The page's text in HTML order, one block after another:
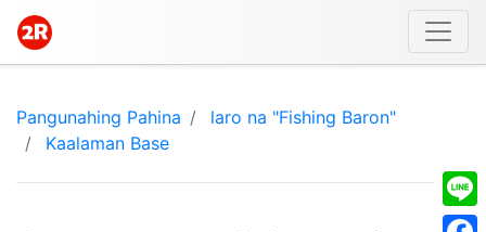
Line
Pangunahing Pahina
laro na "Fishing Baron"
Kaalaman Base